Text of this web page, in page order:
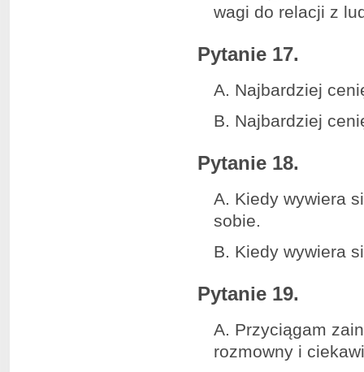
wagi do relacji z
Pytanie 17.
A. Najbardziej
B. Najbardziej
Pytanie 18.
A. Kiedy wywiera
sobie.
B. Kiedy wywiera
Pytanie 19.
A. Przyciągam
rozmowny i